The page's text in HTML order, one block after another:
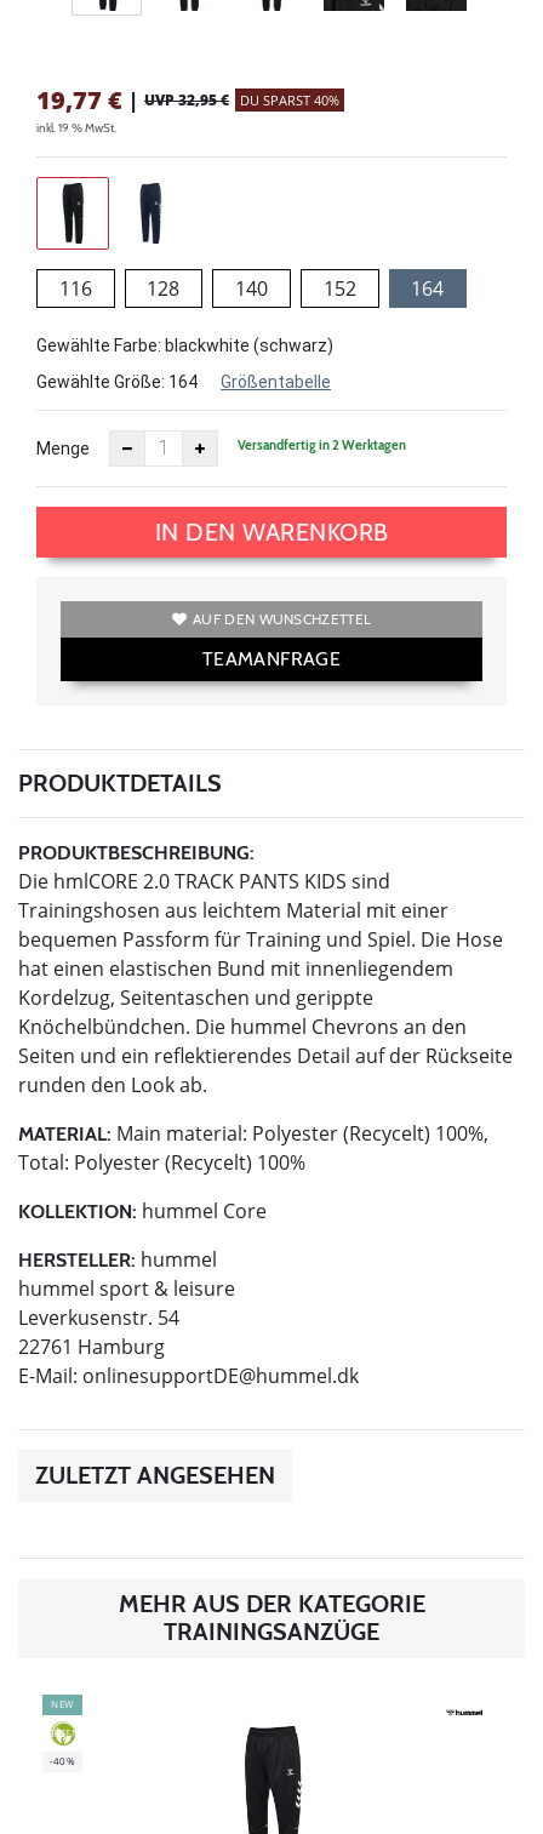
19,77 € | UVP 32,95 € DU SPARST 40%
inkl. 19 % MwSt.
116 128 140 152 164
Gewählte Farbe: blackwhite (schwarz)
Gewählte Größe: 164 Größentabelle
Menge Versandfertig in 2 Werktagen
IN DEN WARENKORB
AUF DEN WUNSCHZETTEL
TEAMANFRAGE
PRODUKTDETAILS
PRODUKTBESCHREIBUNG:
Die hmlCORE 2.0 TRACK PANTS KIDS sind
Trainingshosen aus leichtem Material mit einer
bequemen Passform für Training und Spiel. Die Hose
hat einen elastischen Bund mit innenliegendem
Kordelzug, Seitentaschen und gerippte
Knöchelbündchen. Die hummel Chevrons an den
Seiten und ein reflektierendes Detail auf der Rückseite
runden den Look ab.
MATERIAL: Main material: Polyester (Recycelt) 100%,
Total: Polyester (Recycelt) 100%
KOLLEKTION: hummel Core
HERSTELLER: hummel
hummel sport & leisure
Leverkusenstr. 54
22761 Hamburg
E-Mail: onlinesupportDE@hummel.dk
ZULETZT ANGESEHEN
MEHR AUS DER KATEGORIE
TRAININGSANZÜGE
NEW
GREEN
-40%